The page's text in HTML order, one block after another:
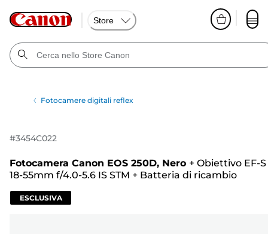
Store
Fotocamere digitali reflex
#3454C022
Fotocamera Canon EOS 250D, Nero + Obiettivo EF-S
18-55mm f/4.0-5.6 IS STM + Batteria di ricambio
ESCLUSIVA